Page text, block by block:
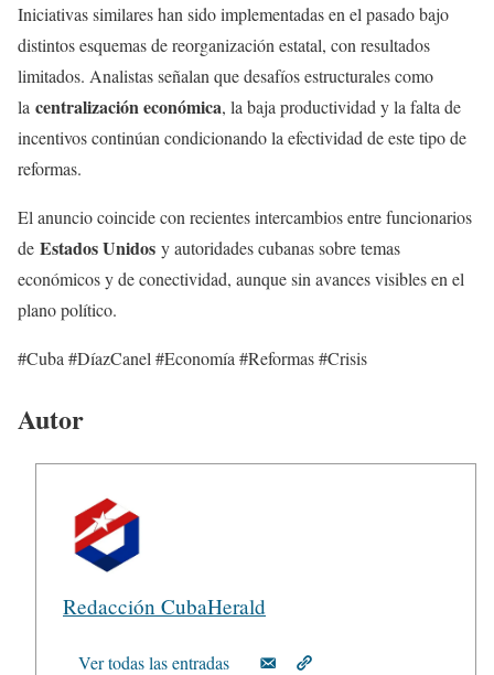
Iniciativas similares han sido implementadas en el pasado bajo
distintos esquemas de reorganización estatal, con resultados
limitados. Analistas señalan que desafíos estructurales como
la centralización económica, la baja productividad y la falta de
incentivos continúan condicionando la efectividad de este tipo de
reformas.
El anuncio coincide con recientes intercambios entre funcionarios
de Estados Unidos y autoridades cubanas sobre temas
económicos y de conectividad, aunque sin avances visibles en el
plano político.
#Cuba #DíazCanel #Economía #Reformas #Crisis
Autor
Redacción CubaHerald
Ver todas las entradas